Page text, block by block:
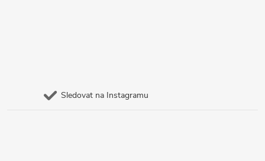
Sledovat na Instagramu